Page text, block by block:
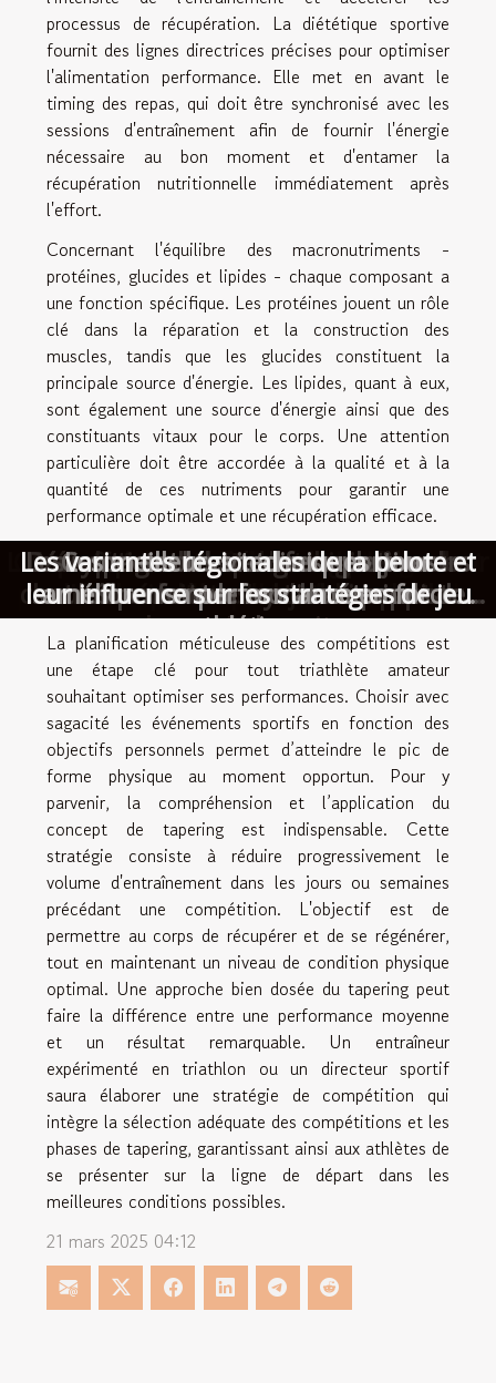
processus de récupération. La diététique sportive
fournit des lignes directrices précises pour optimiser
l'alimentation performance. Elle met en avant le
timing des repas, qui doit être synchronisé avec les
sessions d'entraînement afin de fournir l'énergie
nécessaire au bon moment et d'entamer la
récupération nutritionnelle immédiatement après
l'effort.
Concernant l'équilibre des macronutriments -
protéines, glucides et lipides - chaque composant a
une fonction spécifique. Les protéines jouent un rôle
clé dans la réparation et la construction des
muscles, tandis que les glucides constituent la
principale source d'énergie. Les lipides, quant à eux,
sont également une source d'énergie ainsi que des
constituants vitaux pour le corps. Une attention
particulière doit être accordée à la qualité et à la
quantité de ces nutriments pour garantir une
performance optimale et une récupération efficace.
Planification des compétitions
et phases de tapering
La planification méticuleuse des compétitions est
une étape clé pour tout triathlète amateur
souhaitant optimiser ses performances. Choisir avec
sagacité les événements sportifs en fonction des
objectifs personnels permet d’atteindre le pic de
forme physique au moment opportun. Pour y
parvenir, la compréhension et l’application du
concept de tapering est indispensable. Cette
stratégie consiste à réduire progressivement le
volume d'entraînement dans les jours ou semaines
précédant une compétition. L'objectif est de
permettre au corps de récupérer et de se régénérer,
tout en maintenant un niveau de condition physique
optimal. Une approche bien dosée du tapering peut
faire la différence entre une performance moyenne
et un résultat remarquable. Un entraîneur
expérimenté en triathlon ou un directeur sportif
saura élaborer une stratégie de compétition qui
intègre la sélection adéquate des compétitions et les
phases de tapering, garantissant ainsi aux athlètes de
se présenter sur la ligne de départ dans les
meilleures conditions possibles.
21 mars 2025 04:12
Cas d’école : comment un bug de
paiement peut bouleverser l’expérience
du parieur
Comment les billetteries en ligne
transforment l'expérience des fans de
rugby ?
Comment choisir le bon club de combat
pour vos besoins
L'impact des entraîneurs légendaires sur
l'évolution des clubs de football
Techniques avancées pour prédire les
résultats en biathlon
Les effets des buts historiques sur la
carrière d'un joueur
L'évolution de la technologie dans la
chaussure de course et son impact sur
les performances
Décryptage de la programmation des
entraînements en cyclisme sur piste
pour gagner en vitesse
Les impacts des transferts de joueurs
sur les performances des équipes de
rugby
Comment les victoires sportives
influencent le moral national
Les meilleures techniques pour
améliorer sa performance en force
athlétique
Les variantes régionales de la belote et
leur influence sur les stratégies de jeu